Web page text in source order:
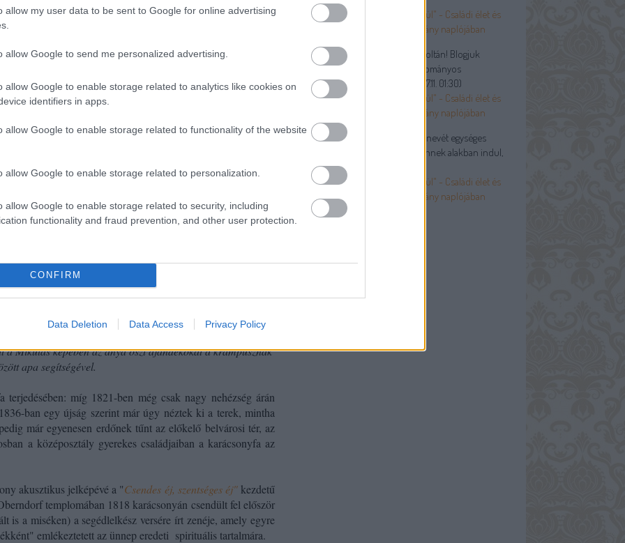
allow my user data to be sent to Google for online advertising
allow Google to send me personalized advertising.
allow Google to enable storage related to analytics like cookies on
identifiers in apps.
allow Google to enable storage related to functionality of the website
allow Google to enable storage related to personalization.
allow Google to enable storage related to security, including
functionality and fraud prevention, and other user protection.
CONFIRM
Data Deletion Data Access Privacy Policy
biztosított a biedermeier korszak, amelyet a családiasság
visszahúzódás és bezárkózás jellemzett. Hangsúlyváltás
a városi középosztály körében: az ünnep legfontosabb
fő tartalmává pedig a családi együttlét. Természetesen
háttérbe szorulása miatt.
az
Mikulás képében az anya oszt ajándékokat a krampusznak
apa segítségével.
terjedésében: míg 1821-ben még csak nagy nehézség árán
ban egy újság szerint már úgy néztek ki a terek, mintha
már egyenesen erdőnek tűnt az előkelő belvárosi tér, az
a középosztály gyerekes családjaiban a karácsonyfa az
akusztikus jelképévé a "Csendes éj, szentséges éj"kezdetű
templomában 1818 karácsonyán csendült fel először
is a miséken) a segédlelkész versére írt zenéje, amely egyre
emlékeztetett az ünnep eredeti spirituális tartalmára.
"A kapun sem engedtek ki egyedül" - Családi élet és
magánélet egy debreceni polgárlány naplójában
Vidóczy Tamás:
Tisztelt Fónagy Zoltán! Blogjuk
bevezetője így kezdődik: „A hagyományos
társadalom családja által...
2020.07.11. 01:30)
"A kapun sem engedtek ki egyedül" - Családi élet és
magánélet egy debreceni polgárlány naplójában
Weißkopf: Jó lett volna a család nevét egységes
formában írni. A cikkben Rothschnek alakban indul,
aztán jön...(2020.06.12. 13:25
"A kapun sem engedtek ki egyedül" - Családi élet és
magánélet egy debreceni polgárlány naplójában
Utolsó 20